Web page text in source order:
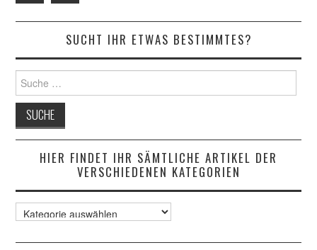
SUCHT IHR ETWAS BESTIMMTES?
Suche
nach:
HIER FINDET IHR SÄMTLICHE ARTIKEL DER
VERSCHIEDENEN KATEGORIEN
Hier
findet